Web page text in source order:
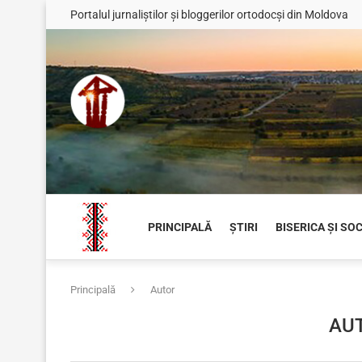
Portalul jurnaliștilor și bloggerilor ortodocși din Moldova
PRINCIPALĂ ȘTIRI BISERICA ȘI
Principală Autor